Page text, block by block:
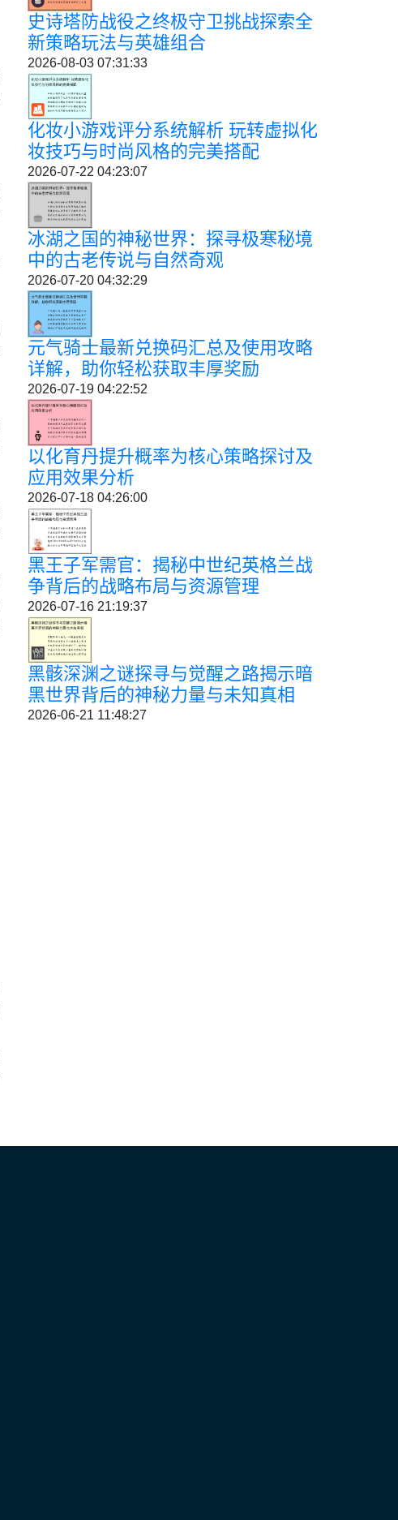
史诗塔防战役之终极守卫挑战探索全
新策略玩法与英雄组合
2026-08-03 07:31:33
化妆小游戏评分系统解析 玩转虚拟化
妆技巧与时尚风格的完美搭配
2026-07-22 04:23:07
冰湖之国的神秘世界：探寻极寒秘境
中的古老传说与自然奇观
2026-07-20 04:32:29
元气骑士最新兑换码汇总及使用攻略
详解，助你轻松获取丰厚奖励
2026-07-19 04:22:52
以化育丹提升概率为核心策略探讨及
应用效果分析
2026-07-18 04:26:00
黑王子军需官：揭秘中世纪英格兰战
争背后的战略布局与资源管理
2026-07-16 21:19:37
黑骸深渊之谜探寻与觉醒之路揭示暗
黑世界背后的神秘力量与未知真相
2026-06-21 11:48:27